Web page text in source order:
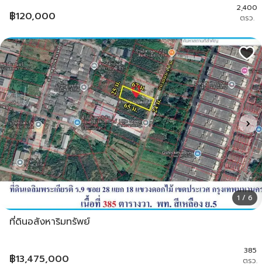
฿120,000
2,400
ตรว.
1 / 6
ที่ดินอสังหาริมทรัพย์
฿13,475,000
385
ตรว.